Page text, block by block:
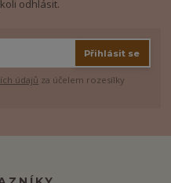
odhlásit.
Přihlásit se
údajů za účelem rozesílky